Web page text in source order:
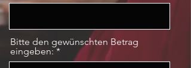
Bitte den gewünschten Betrag
eingeben: